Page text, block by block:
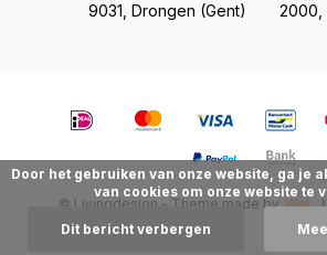
9031, Drongen (Gent)
2000,
© Livingdesign - Theme made by
Door het gebruiken van onze website, ga je
van cookies om onze website te
Dit bericht verbergen